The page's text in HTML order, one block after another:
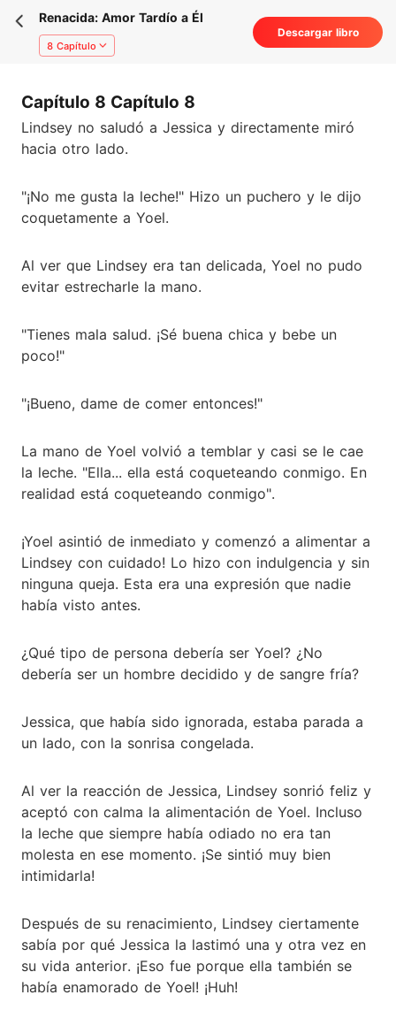
Renacida: Amor Tardío a Él
8 Capítulo
Descargar libro
Capítulo 8 Capítulo 8
Lindsey no saludó a Jessica y directamente miró
hacia otro lado.
"¡No me gusta la leche!" Hizo un puchero y le dijo
coquetamente a Yoel.
Al ver que Lindsey era tan delicada, Yoel no pudo
evitar estrecharle la mano.
"Tienes mala salud. ¡Sé buena chica y bebe un
poco!"
"¡Bueno, dame de comer entonces!"
La mano de Yoel volvió a temblar y casi se le cae
la leche. "Ella... ella está coqueteando conmigo. En
realidad está coqueteando conmigo".
¡Yoel asintió de inmediato y comenzó a alimentar a
Lindsey con cuidado! Lo hizo con indulgencia y sin
ninguna queja. Esta era una expresión que nadie
había visto antes.
¿Qué tipo de persona debería ser Yoel? ¿No
debería ser un hombre decidido y de sangre fría?
Jessica, que había sido ignorada, estaba parada a
un lado, con la sonrisa congelada.
Al ver la reacción de Jessica, Lindsey sonrió feliz y
aceptó con calma la alimentación de Yoel. Incluso
la leche que siempre había odiado no era tan
molesta en ese momento. ¡Se sintió muy bien
intimidarla!
Después de su renacimiento, Lindsey ciertamente
sabía por qué Jessica la lastimó una y otra vez en
su vida anterior. ¡Eso fue porque ella también se
había enamorado de Yoel! ¡Huh!